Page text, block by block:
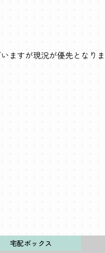
ますが現況が優先となり
宅配ボックス